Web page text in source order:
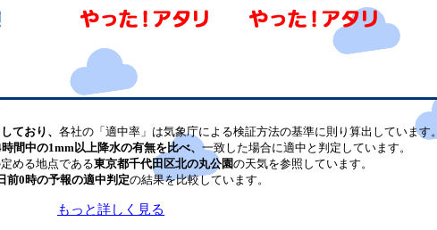
ており、 各社の「適中率」は気象庁による検証方法の基準に則り算出しています。
間中の1mm以上降水の有無を比べ、 一致した場合に適中と判定しています。
める地点である東京都千代田区北の丸公園の天気を参照しています。
前0時の予報の適中判定の結果を比較しています。
もっと詳しく見る